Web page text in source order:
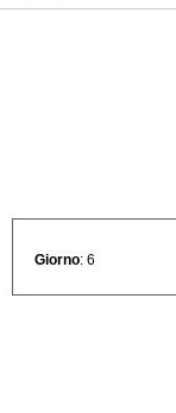
Giorno : 6